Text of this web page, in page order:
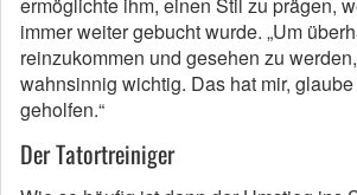
ermöglichte ihm, einen Stil zu prägen,
immer weiter gebucht wurde. „Um
reinzukommen und gesehen zu
wahnsinnig wichtig. Das hat mir,
geholfen.“
Der Tatortreiniger